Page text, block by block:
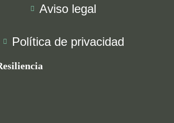
Aviso legal
Política de privacidad